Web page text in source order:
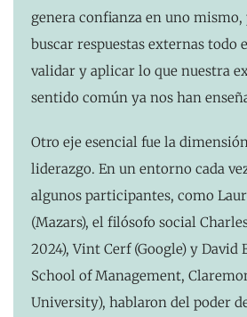
genera confianza en uno mismo,
buscar respuestas externas todo
validar y aplicar lo que nuestra
sentido común ya nos han
Otro eje esencial fue la
liderazgo. En un entorno cada
algunos participantes, como
(Mazars), el filósofo social
2024), Vint Cerf (Google) y David
School of Management,
University), hablaron del poder